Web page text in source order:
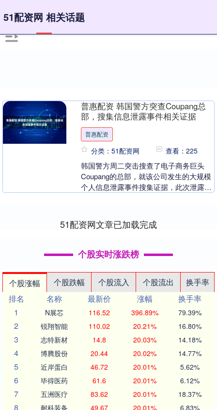
51配资网 相关话题
普惠配资 韩国警方突查Coupang总
部，搜集信息泄露事件相关证据
普惠配资
分类：51配资网 查看：225
韩国警方周二突击搜查了电子商务巨头
Coupang的总部，就该公司发生的大规模
个人信息泄露事件搜集证据，此次泄露事
51配资网文章已加载完成
个股实时涨跌榜
个股涨幅 个股跌幅 个股流入 个股流出
换手率
排名
名称 最新价 涨幅
换手率
1
N展芯 116.52 396.89% 79.39%
2 锐翔智能 110.02 20.21% 16.80%
3 志特新材 14.8 20.03% 14.18%
4 博腾股份 20.44 20.02% 14.77%
5 近岸蛋白 46.72 20.01% 5.62%
6 毕得医药 61.6 20.01% 6.12%
7 五洲医疗 83.62 20.01% 18.37%
8 耐科装备 49.67 20.01% 6.83%